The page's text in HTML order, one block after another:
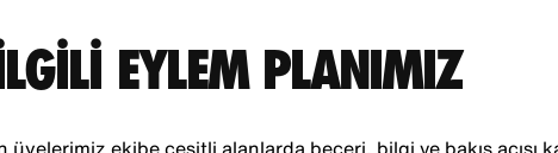
EYLEM PLANIMIZ